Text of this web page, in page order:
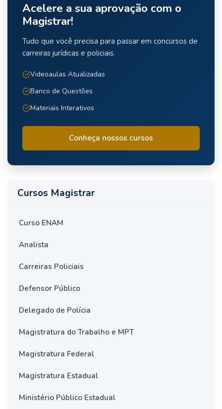
Acelere a sua aprovação com o
Magistrar!
Tudo que você precisa para passar em concursos de
carreiras jurídicas e policiais.
Videoaulas Atualizadas
Banco de Questões
Materiais Interativos
Conheça nossos cursos
Cursos Magistrar
Curso ENAM
Analista
Carreiras Policiais
Defensor Público
Delegado de Polícia
Magistratura do Trabalho e MPT
Magistratura Federal
Magistratura Estadual
Ministério Público Estadual